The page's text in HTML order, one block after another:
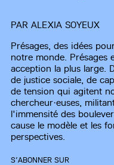
PARALEXIA SOYEUX
Présages, des idées
notre monde. Présages
acception la plus large.
de justice sociale, de
de tension qui agitent
chercheur·euses,
l'immensité des
cause le modèle et les
perspectives.
S’ABONNER SUR